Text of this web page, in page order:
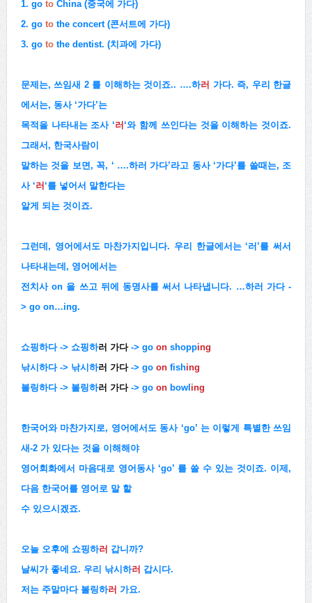
1. goto China (중국에 가다)
2. go to the concert (콘서트에 가다)
3. gotothe dentist. (치과에 가다)
문제는, 쓰임새 2 를 이해하는 것이죠.. ….하러 가다. 즉, 우리 한글
에서는, 동사 ‘가다’는
목적을 나타내는 조사 ‘러‘와 함께 쓰인다는 것을 이해하는 것이죠.
그래서, 한국사람이
말하는 것을 보면, 꼭, ‘ ….하러 가다’라고 동사 ‘가다’를 쓸때는, 조
사 ‘러‘를 넣어서 말한다는
알게 되는 것이죠.
그런데, 영어에서도 마찬가지입니다. 우리 한글에서는 ‘러’를 써서
나타내는데, 영어에서는
전치사on 을 쓰고 뒤에 동명사를 써서 나타냅니다. …하러 가다 -
> go on…ing.
쇼핑하다 -> 쇼핑하러 가다-> goonshopping
낚시하다 -> 낚시하러 가다-> go onfishing
볼링하다 -> 볼링하러 가다-> go onbowling
한국어와 마찬가지로, 영어에서도 동사 ‘go’ 는 이렇게 특별한 쓰임
새-2 가 있다는 것을 이해해야
영어회화에서 마음대로 영어동사 ‘go’ 를 쓸 수 있는 것이죠. 이제,
다음 한국어를 영어로 말 할
수 있으시겠죠.
오늘 오후에 쇼핑하러 갑니까?
날씨가 좋네요. 우리 낚시하러 갑시다.
저는 주말마다 볼링하러 가요.